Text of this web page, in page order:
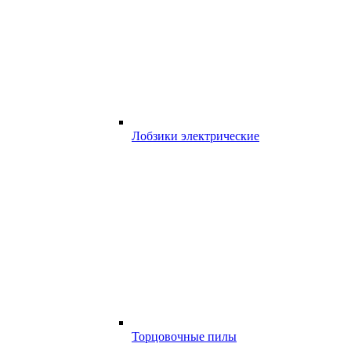
Лобзики электрические
Торцовочные пилы